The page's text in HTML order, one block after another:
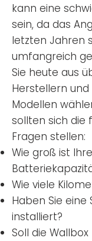
kann eine
sein, da das
letzten Jahren
umfangreich
Sie heute aus
Herstellern und
Modellen
sollten sich die
Fragen stellen:
Wie groß ist Ihre
Wie viele
Haben Sie eine
installiert?
Soll die